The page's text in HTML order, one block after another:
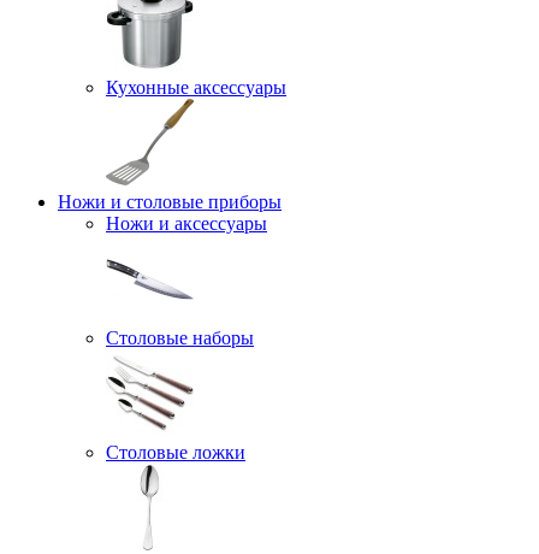
Кухонные аксессуары
Ножи и столовые приборы
Ножи и аксессуары
Столовые наборы
Столовые ложки